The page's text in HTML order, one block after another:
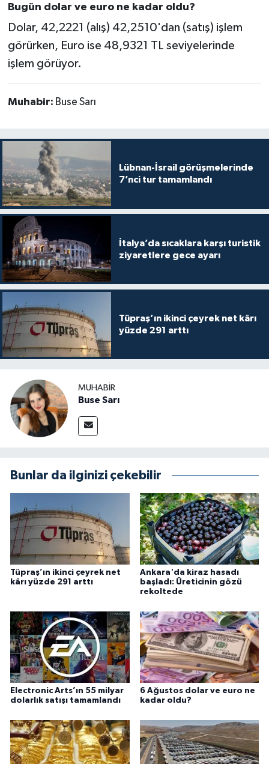
Bugün dolar ve euro ne kadar oldu?
Dolar, 42,2221 (alış) 42,2510'dan (satış) işlem
görürken, Euro ise 48,9321 TL seviyelerinde
işlem görüyor.
Muhabir: Buse Sarı
Lübnan-İsrail görüşmelerinde
7’nci tur tamamlandı
İtalya’da sıcaklara karşı turistik
ziyaretlere gece ayarı
Tüpraş’ın ikinci çeyrek net kârı
yüzde 291 arttı
MUHABIR
Buse Sarı
Bunlar da ilginizi çekebilir
Tüpraş’ın ikinci çeyrek net
kârı yüzde 291 arttı
Ankara'da kiraz hasadı
başladı: Üreticinin gözü
rekoltede
Electronic Arts’ın 55 milyar
dolarlık satışı tamamlandı
6 Ağustos dolar ve euro ne
kadar oldu?